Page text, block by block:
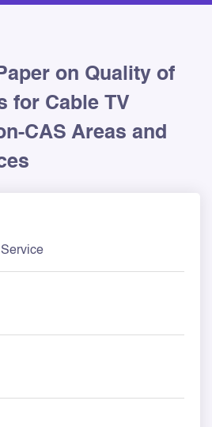
on Quality of
for Cable TV
CAS Areas and